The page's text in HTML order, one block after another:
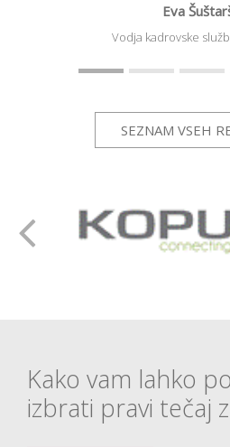
Eva
Vodja kadrovske
SEZNAM VSEH
Kako vam lahko
izbrati pravi tečaj